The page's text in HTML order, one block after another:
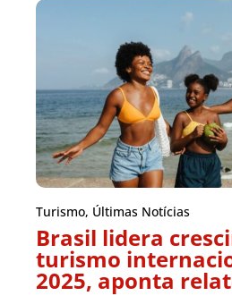
Turismo, Últimas Notícias
Brasil lidera
turismo
2025, aponta